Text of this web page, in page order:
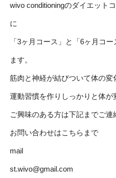
wivo conditioningのダイエット
に
「3ヶ月コース」と「6ヶ月コ
ます。
筋肉と神経が結びついて体の変
運動習慣を作りしっかりと体が
ご興味のある方は下記までご連
お問い合わせはこちらまで
mail
st.wivo@gmail.com